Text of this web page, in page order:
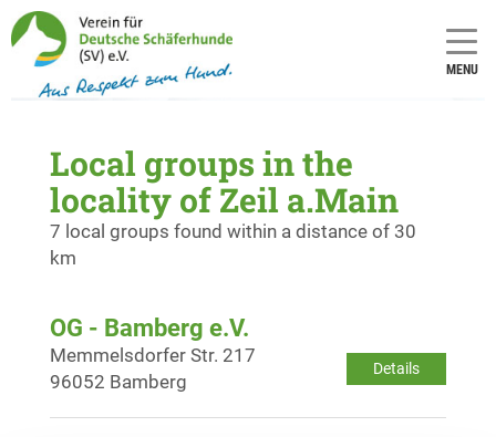
MENU
Local groups in the
locality of Zeil a.Main
7 local groups found within a distance of 30
km
OG - Bamberg e.V.
Details
Memmelsdorfer Str. 217
96052 Bamberg